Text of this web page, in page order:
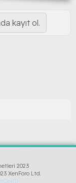
kayıt ol.
2023
XenForo Ltd.